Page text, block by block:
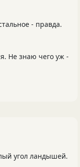
- правда.
Не знаю чего уж -
угол ландышей.